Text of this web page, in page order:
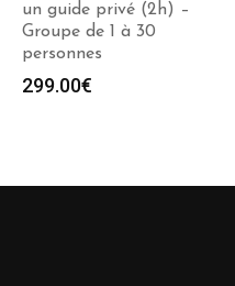
un guide privé (2h) –
Groupe de 1 à 30
personnes
299.00€